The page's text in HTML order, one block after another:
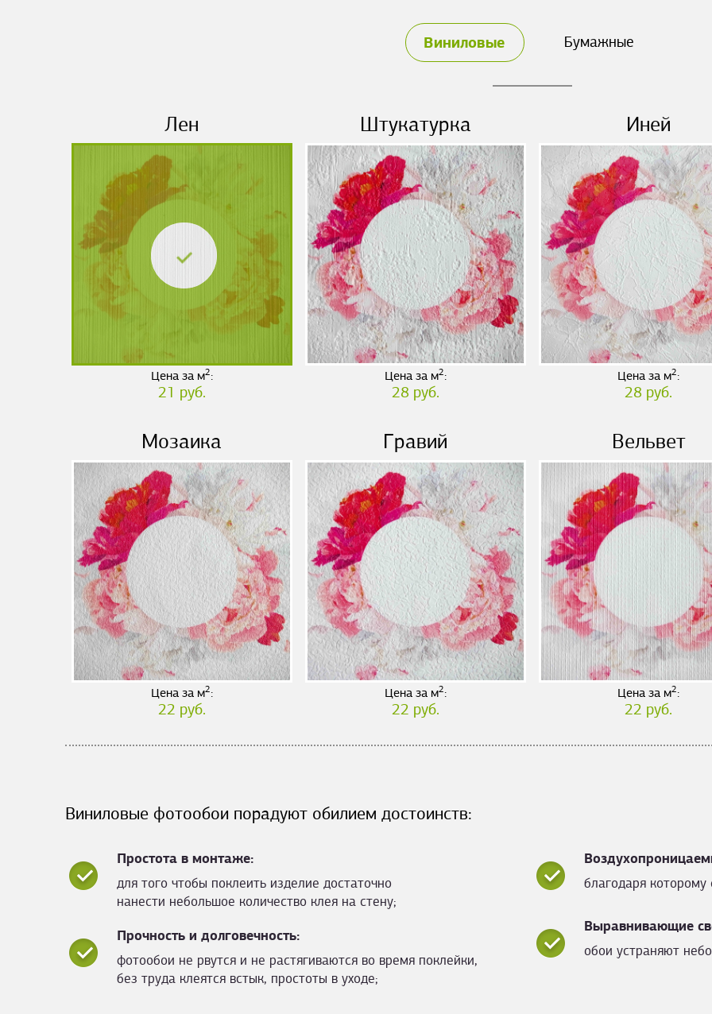
Виниловые Бумажные
Лен
Цена за м2:
21 руб.
Штукатурка
Цена за м2:
28 руб.
Иней
Цена за м2:
28 руб.
Мозаика
Цена за м2:
22 руб.
Гравий
Цена за м2:
22 руб.
Вельвет
Цена за м2:
22 руб.
Виниловые фотообои порадуют обилием достоинств:
Простота в монтаже:
для того чтобы поклеить изделие достаточно
нанести небольшое количество клея на стену;
благодаря
Выравнивающие
обои устраняют
Прочность и долговечность:
фотообои не рвутся и не растягиваются во время поклейки,
без труда клеятся встык, простоты в уходе;